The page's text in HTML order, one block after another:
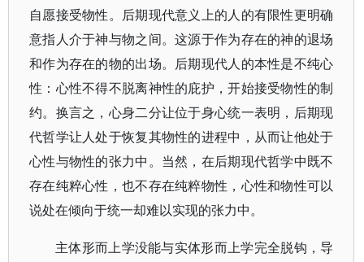
自愿接受物性。后期现代意义上的人的有限性更明确
意指人介于神与物之间。这源于作为存在的神的退场
和作为存在的物的出场。后期现代人的本性是不纯心
性：心性不得不脱离神性的庇护，开始接受物性的制
约。换言之，心身二分让位于身心统一表明，后期现
代哲学让人处于恢复其物性的进程中，从而让他处于
心性与物性的张力中。当然，在后期现代哲学中既不
存在纯粹心性，也不存在纯粹物性，心性和物性可以
说处在倾向于统一却难以实现的张力中。
主体形而上学没能与实体形而上学完全脱钩，导